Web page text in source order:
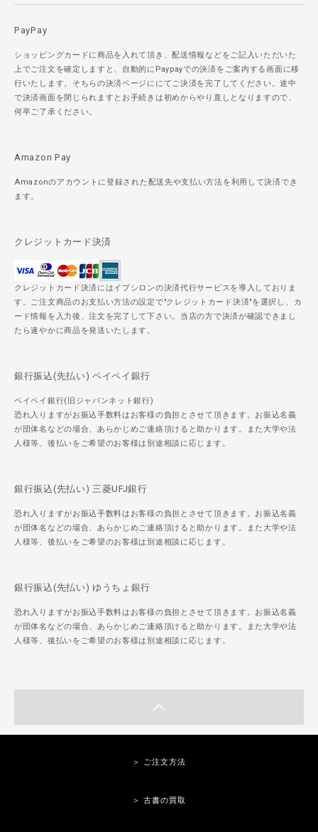
PayPay
ショッピングカードに商品を入れて頂き、配送情報などをご記入いただいた
上でご注文を確定しますと、自動的にPaypayでの決済をご案内する画面に移
行いたします。そちらの決済ページににてご決済を完了してください。途中
で決済画面を閉じられますとお手続きは初めからやり直しとなりますので、
何卒ご了承ください。
Amazon Pay
Amazonのアカウントに登録された配送先や支払い方法を利用して決済でき
ます。
クレジットカード決済
クレジットカード決済にはイプシロンの決済代行サービスを導入しておりま
す。ご注文商品のお支払い方法の設定で"クレジットカード決済"を選択し、カ
ード情報を入力後、注文を完了して下さい。当店の方で決済が確認できまし
たら速やかに商品を発送いたします。
銀行振込(先払い) ペイペイ銀行
ペイペイ銀行(旧ジャパンネット銀行)
恐れ入りますがお振込手数料はお客様の負担とさせて頂きます。お振込名義
が団体名などの場合、あらかじめご連絡頂けると助かります。また大学や法
人様等、後払いをご希望のお客様は別途相談に応じます。
銀行振込(先払い) 三菱UFJ銀行
恐れ入りますがお振込手数料はお客様の負担とさせて頂きます。お振込名義
が団体名などの場合、あらかじめご連絡頂けると助かります。また大学や法
人様等、後払いをご希望のお客様は別途相談に応じます。
銀行振込(先払い) ゆうちょ銀行
恐れ入りますがお振込手数料はお客様の負担とさせて頂きます。お振込名義
が団体名などの場合、あらかじめご連絡頂けると助かります。また大学や法
人様等、後払いをご希望のお客様は別途相談に応じます。
＞ ご注文方法
＞ 古書の買取